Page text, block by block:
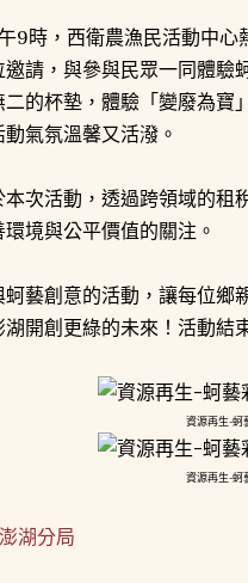
9時，西衛農漁民活動中
請，與參與民眾一同體
的杯墊，體驗「變廢為
氣氛溫馨又活潑。
次活動，透過跨領域的
境與公平價值的關注。
藝創意的活動，讓每位
開創更綠的未來！活動結
資源再生-蚵
資源再生-蚵
湖分局